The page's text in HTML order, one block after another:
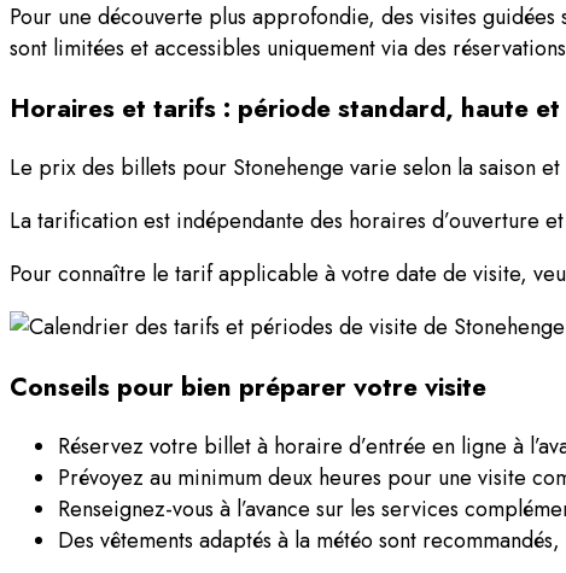
Pour une découverte plus approfondie, des visites
sont limitées et accessibles uniquement via des
Horaires et tarifs : période standard, haute et
Le prix des billets pour Stonehenge varie selon la saison
La tarification est indépendante des horaires d’ouverture
Pour connaître le tarif applicable à votre date de visite,
Conseils pour bien préparer votre visite
Réservez votre billet à horaire d’entrée en ligne à
Prévoyez au minimum deux heures pour une visite
Renseignez-vous à l’avance sur les services
Des vêtements adaptés à la météo sont